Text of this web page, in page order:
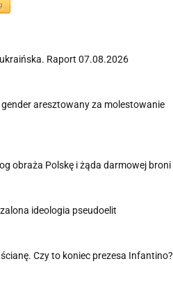
Raport 07.08.2026
aresztowany za molestowanie
obraża Polskę i żąda darmowej broni
ideologia pseudoelit
ścianę. Czy to koniec prezesa Infantino?